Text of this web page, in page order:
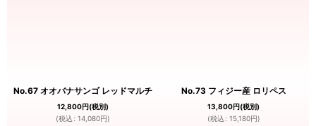
No.67 オオバナサンゴ レッドマルチ
12,800円(税別)
(税込 : 14,080円)
No.73 フィジー産 ロリペス
13,800円(税別)
(税込 : 15,180円)